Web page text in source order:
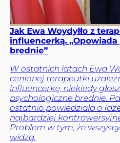
Jak Ewa Woydyłło z
influencerką.
brednie”
W ostatnich latach Ewa
cenionej terapeutki
influencerkę, niekiedy
psychologiczne brednie.
ostatnio powiedziała o
najbardziej
Problem w tym, że
widzą.